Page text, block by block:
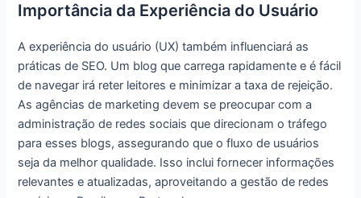
Importância da Experiência do Usuário
A experiência do usuário (UX) também influenciará as
práticas de SEO. Um blog que carrega rapidamente e é fácil
de navegar irá reter leitores e minimizar a taxa de rejeição.
As agências de marketing devem se preocupar com a
administração de redes sociais que direcionam o tráfego
para esses blogs, assegurando que o fluxo de usuários
seja da melhor qualidade. Isso inclui fornecer informações
relevantes e atualizadas, aproveitando a gestão de redes